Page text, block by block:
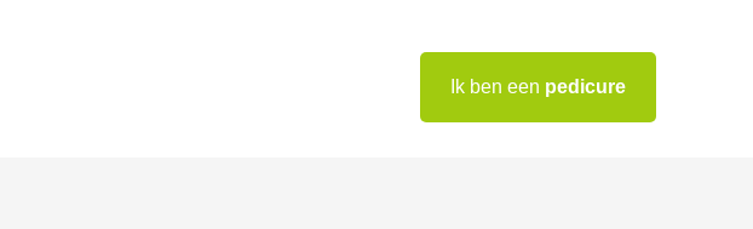
Ik ben een pedicure